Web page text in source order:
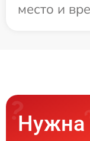
место и
Нужна